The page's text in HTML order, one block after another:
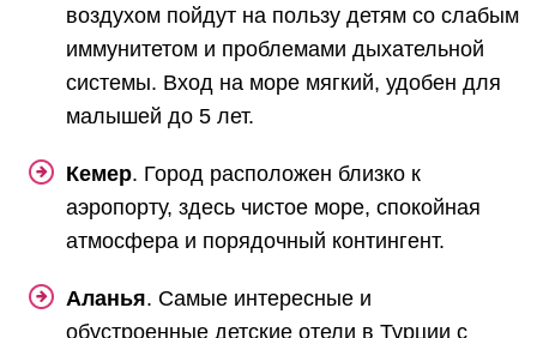
воздухом пойдут на пользу детям со слабым
иммунитетом и проблемами дыхательной
системы. Вход на море мягкий, удобен для
малышей до 5 лет.
Кемер. Город расположен близко к
аэропорту, здесь чистое море, спокойная
атмосфера и порядочный контингент.
Аланья. Самые интересные и
обустроенные детские отели в Турции с